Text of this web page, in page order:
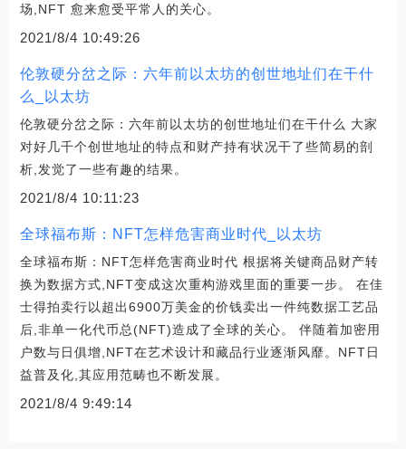
场,NFT 愈来愈受平常人的关心。
2021/8/4 10:49:26
伦敦硬分岔之际：六年前以太坊的创世地址们在干什
么_以太坊
伦敦硬分岔之际：六年前以太坊的创世地址们在干什么 大家
对好几千个创世地址的特点和财产持有状况干了些简易的剖
析,发觉了一些有趣的结果。
2021/8/4 10:11:23
全球福布斯：NFT怎样危害商业时代_以太坊
全球福布斯：NFT怎样危害商业时代 根据将关键商品财产转
换为数据方式,NFT变成这次重构游戏里面的重要一步。 在佳
士得拍卖行以超出6900万美金的价钱卖出一件纯数据工艺品
后,非单一化代币总(NFT)造成了全球的关心。 伴随着加密用
户数与日俱增,NFT在艺术设计和藏品行业逐渐风靡。NFT日
益普及化,其应用范畴也不断发展。
2021/8/4 9:49:14